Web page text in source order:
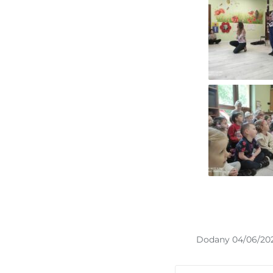
Dodany 04/06/